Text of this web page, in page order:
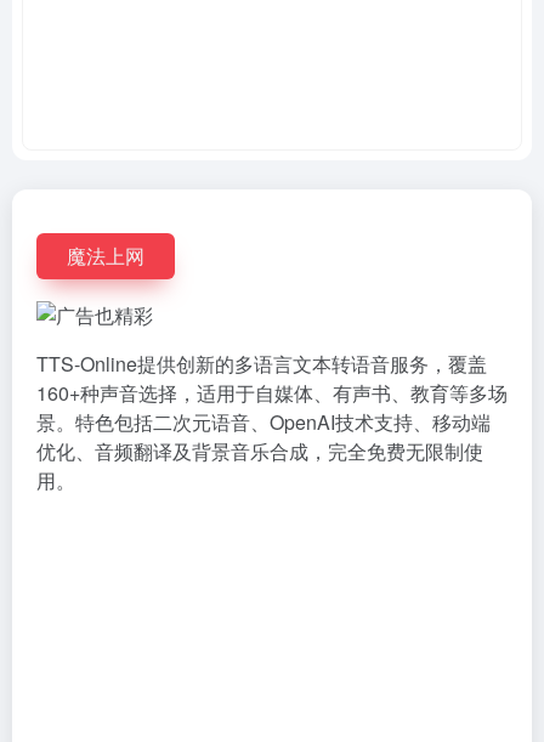
魔法上网
TTS-Online提供创新的多语言文本转语音服务，覆盖
160+种声音选择，适用于自媒体、有声书、教育等多场
景。特色包括二次元语音、OpenAI技术支持、移动端
优化、音频翻译及背景音乐合成，完全免费无限制使
用。